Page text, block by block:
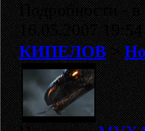
Подробности - в
16.05.2007
КИПЕЛОВ>